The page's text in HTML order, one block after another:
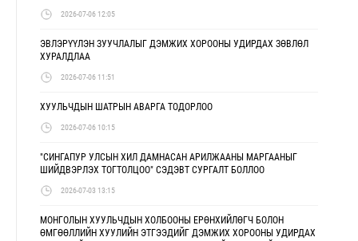
2026-07-06 12:05
ЭВЛЭРҮҮЛЭН ЗУУЧЛАЛЫГ ДЭМЖИХ ХОРООНЫ УДИРДАХ ЗӨВЛӨЛ
ХУРАЛДЛАА
2026-07-06 11:51
ХУУЛЬЧДЫН ШАТРЫН АВАРГА ТОДОРЛОО
2026-07-06 10:15
"СИНГАПУР УЛСЫН ХИЛ ДАМНАСАН АРИЛЖААНЫ МАРГААНЫГ
ШИЙДВЭРЛЭХ ТОГТОЛЦОО" СЭДЭВТ СУРГАЛТ БОЛЛОО
2026-07-03 13:15
МОНГОЛЫН ХУУЛЬЧДЫН ХОЛБООНЫ ЕРӨНХИЙЛӨГЧ БОЛОН
ӨМГӨӨЛЛИЙН ХУУЛИЙН ЭТГЭЭДИЙГ ДЭМЖИХ ХОРООНЫ УДИРДАХ